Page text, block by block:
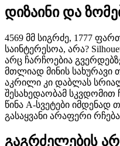
დიზაინი და
4569 მმ სიგრძე, 1777
საინტერესოა, არა?
არც ჩარჩოებია
მთლიად მინის სახურავი
აკრილი კი დაბლას
შესახედაობამ
წინა A-სვეტები
გასაყვანი არაფერი
გაგრძელების